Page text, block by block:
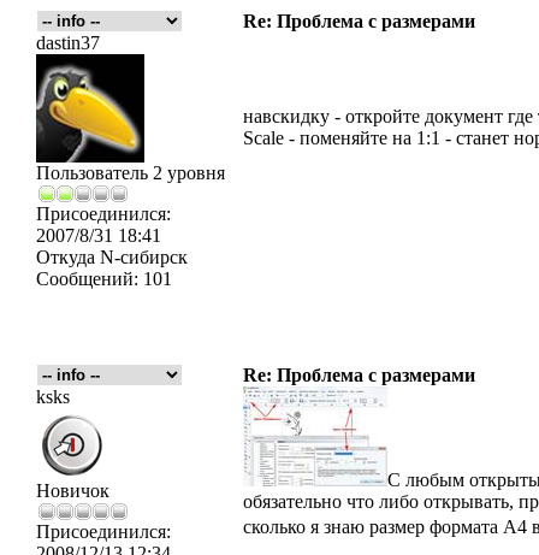
Re: Проблема с размерами
dastin37
Пользователь 2 уровня
Присоединился:
2007/8/31 18:41
Откуда N-сибирск
Сообщений: 101
навскидку - откройте документ
Scale - поменяйте на 1:1 - станет
Re: Проблема с размерами
ksks
Новичок
Присоединился:
С любым
обязательно что либо открывать,
сколько я знаю размер формата А4